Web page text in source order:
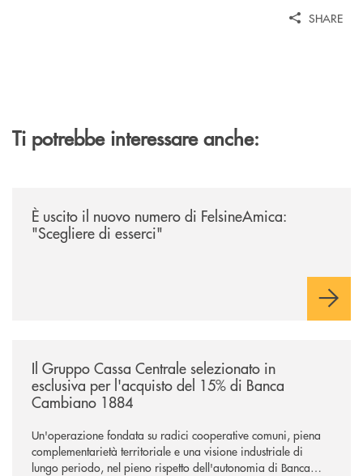
SHARE
Ti potrebbe interessare anche:
È uscito il nuovo numero di FelsineAmica:
"Scegliere di esserci"
Il Gruppo Cassa Centrale selezionato in
esclusiva per l'acquisto del 15% di Banca
Cambiano 1884
Un'operazione fondata su radici cooperative comuni, piena
complementarietà territoriale e una visione industriale di
lungo periodo, nel pieno rispetto dell'autonomia di Banca